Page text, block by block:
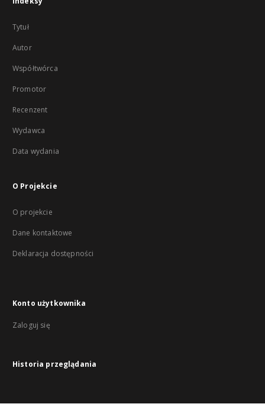
Tytuł
Autor
Współtwórca
Promotor
Recenzent
Wydawca
Data wydania
O Projekcie
O projekcie
Dane kontaktowe
Deklaracja dostępności
Konto użytkownika
Zaloguj się
Historia przeglądania